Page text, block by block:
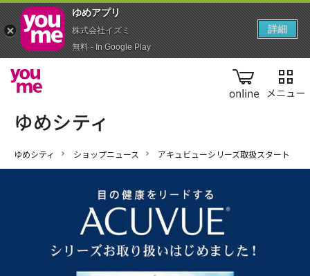
online
ゆめシティ ショップニュース アキュビューシリーズ取扱スタート
ゆめアプ‪リ‬
株式会社イズミ
無料 - In Google Play
詳細